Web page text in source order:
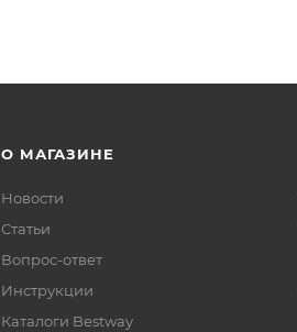
О МАГАЗИНЕ
Новости
Статьи
Вопрос-ответ
Инструкции
Каталоги Bestway